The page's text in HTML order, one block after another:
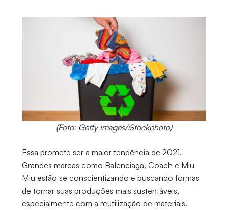
(Foto: Getty Images/iStockphoto)
Essa promete ser a maior tendência de 2021.
Grandes marcas como Balenciaga, Coach e Miu
Miu estão se conscientizando e buscando formas
de tornar suas produções mais sustentáveis,
especialmente com a reutilização de materiais.